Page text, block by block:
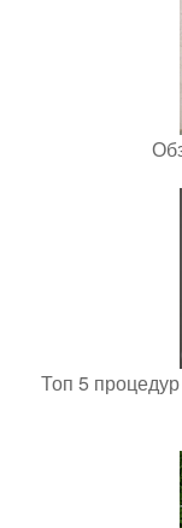
Топ 5